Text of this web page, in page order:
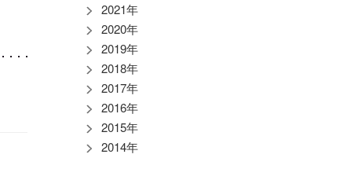
2021年
2020年
2019年
2018年
2017年
2016年
2015年
2014年